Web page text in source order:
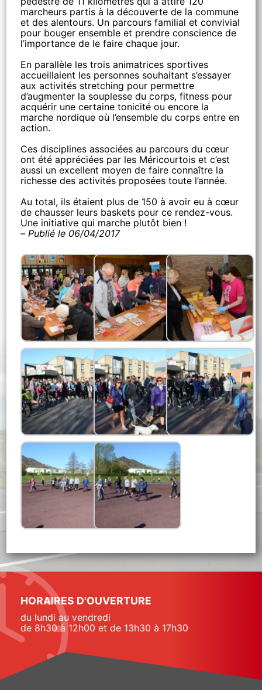
marcheurs partis à la découverte de la commune
et des alentours. Un parcours familial et convivial
pour bouger ensemble et prendre conscience de
l’importance de le faire chaque jour.
En parallèle les trois animatrices sportives
accueillaient les personnes souhaitant s’essayer
aux activités stretching pour permettre
d’augmenter la souplesse du corps, fitness pour
acquérir une certaine tonicité ou encore la
marche nordique où l’ensemble du corps entre en
action.
Ces disciplines associées au parcours du cœur
ont été appréciées par les Méricourtois et c’est
aussi un excellent moyen de faire connaître la
richesse des activités proposées toute l’année.
Au total, ils étaient plus de 150 à avoir eu à cœur
de chausser leurs baskets pour ce rendez-vous.
Une initiative qui marche plutôt bien !
–Publié le 06/04/2017
HORAIRES D'OUVERTURE
du lundi au vendredi
de 8h30 à 12h00 et de 13h30 à 17h30